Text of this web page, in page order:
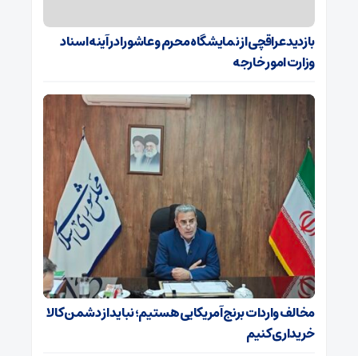
بازدید عراقچی از نمایشگاه محرم و عاشورا در آینه اسناد
وزارت امور خارجه
مخالف واردات برنج آمریکایی هستیم؛ نباید از دشمن کالا
خریداری کنیم